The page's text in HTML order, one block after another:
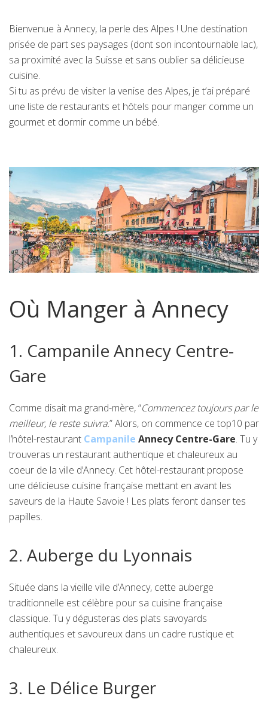
Bienvenue à Annecy, la perle des Alpes ! Une destination
prisée de part ses paysages (dont son incontournable lac),
sa proximité avec la Suisse et sans oublier sa délicieuse
cuisine.
Si tu as prévu de visiter la venise des Alpes, je t’ai préparé
une liste de restaurants et hôtels pour manger comme un
gourmet et dormir comme un bébé.
Où Manger à Annecy
1. Campanile Annecy Centre-
Gare
Comme disait ma grand-mère, “Commencez toujours par le
meilleur, le reste suivra.” Alors, on commence ce top10 par
l’hôtel-restaurant Campanile Annecy Centre-Gare. Tu y
trouveras un restaurant authentique et chaleureux au
coeur de la ville d’Annecy. Cet hôtel-restaurant propose
une délicieuse cuisine française mettant en avant les
saveurs de la Haute Savoie ! Les plats feront danser tes
papilles.
2. Auberge du Lyonnais
Située dans la vieille ville d’Annecy, cette auberge
traditionnelle est célèbre pour sa cuisine française
classique. Tu y dégusteras des plats savoyards
authentiques et savoureux dans un cadre rustique et
chaleureux.
3. Le Délice Burger